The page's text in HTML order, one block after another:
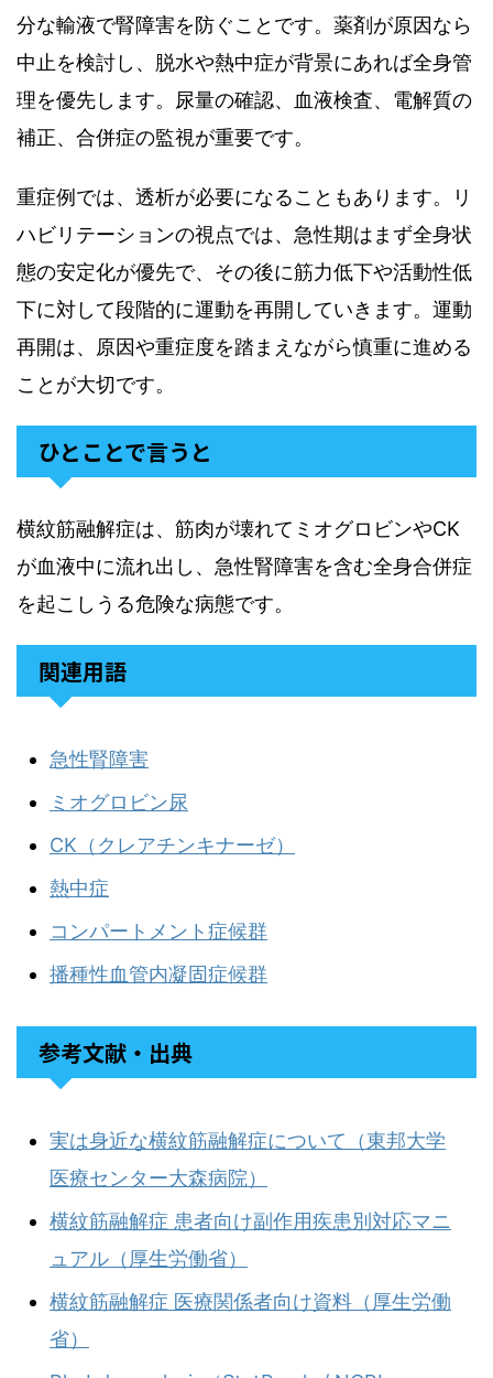
分な輸液で腎障害を防ぐことです。薬剤が原因なら
中止を検討し、脱水や熱中症が背景にあれば全身管
理を優先します。尿量の確認、血液検査、電解質の
補正、合併症の監視が重要です。
重症例では、透析が必要になることもあります。リ
ハビリテーションの視点では、急性期はまず全身状
態の安定化が優先で、その後に筋力低下や活動性低
下に対して段階的に運動を再開していきます。運動
再開は、原因や重症度を踏まえながら慎重に進める
ことが大切です。
ひとことで言うと
横紋筋融解症は、筋肉が壊れてミオグロビンやCK
が血液中に流れ出し、急性腎障害を含む全身合併症
を起こしうる危険な病態です。
関連用語
急性腎障害
ミオグロビン尿
CK（クレアチンキナーゼ）
熱中症
コンパートメント症候群
播種性血管内凝固症候群
参考文献・出典
実は身近な横紋筋融解症について（東邦大学
医療センター大森病院）
横紋筋融解症 患者向け副作用疾患別対応マニ
ュアル（厚生労働省）
横紋筋融解症 医療関係者向け資料（厚生労働
省）